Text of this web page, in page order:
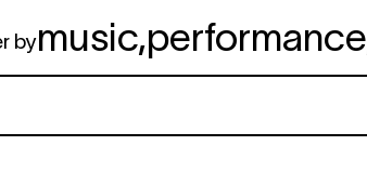
bymusic,performance